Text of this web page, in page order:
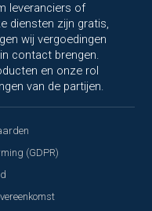
leveranciers of
diensten zijn gratis,
wij vergoedingen
contact brengen.
en onze rol
van de partijen.
(GDPR)